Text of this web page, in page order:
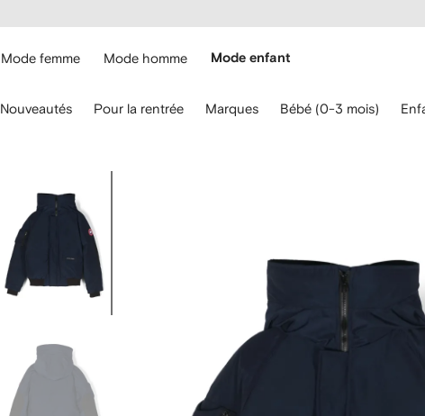
principal
Mode femme Mode homme Mode enfant
Nouveautés Pour la rentrée Marques Bébé (0-3 mois)